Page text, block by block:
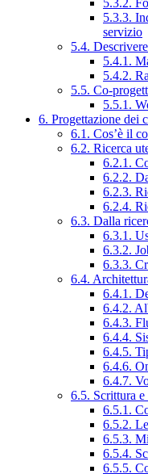
5.3.3.
servizio
5.4.
5.4.1.
5.4.2.
5.5. Co-
5.5.1.
6. Progettazione dei
6.1. Cos’è il
6.2. Ricerca
6.2.1.
6.2.2.
6.2.3.
6.2.4.
6.3. Dalla
6.3.1.
6.3.2.
6.3.3.
6.4.
6.4.1.
6.4.2.
6.4.3.
6.4.4.
6.4.5.
6.4.6.
6.4.7.
6.5. Scrittura
6.5.1.
6.5.2.
6.5.3.
6.5.4.
6.5.5.